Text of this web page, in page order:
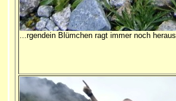
...rgendein Blümchen ragt immer noch heraus